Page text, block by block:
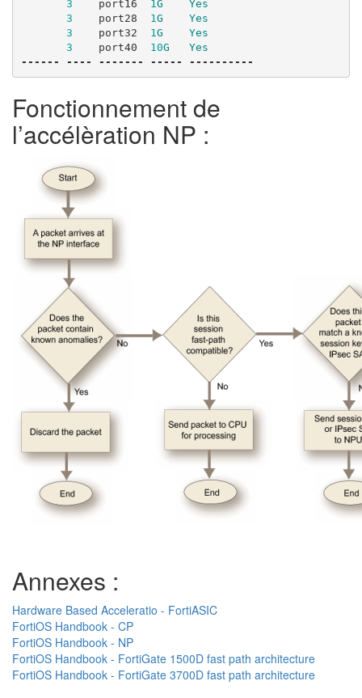
3 port16 1 G
Yes
3
port28 1 G
Yes
3
port32 1 G
Yes
3
port40 10G
Yes
------
---- ------- ----- ----------
Fonctionnement de
l’accélèration NP :
Annexes :
Hardware Based Acceleratio - FortiASIC
FortiOS Handbook - CP
FortiOS Handbook - NP
FortiOS Handbook - FortiGate 1500D fast path architecture
FortiOS Handbook - FortiGate 3700D fast path architecture